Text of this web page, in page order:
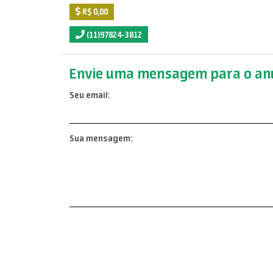
R$ 0,00
(11)97824-3812
Envie uma mensagem para o
Seu email:
Sua mensagem: